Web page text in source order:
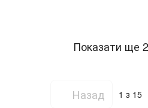
Показати ще
Назад 1 з 15